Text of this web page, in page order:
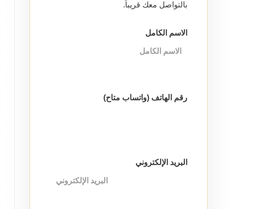
بالتواصل معك قريباً.
الاسم الكامل
رقم الهاتف (واتساب متاح)
البريد الإلكتروني